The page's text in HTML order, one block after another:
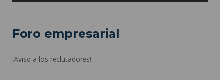
Foro empresarial
¡Aviso a los reclutadores!